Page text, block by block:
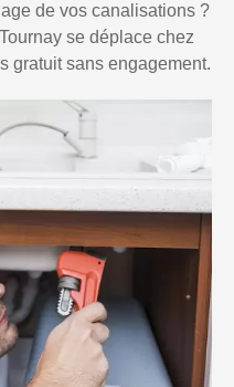
de vos canalisations ?
se déplace chez
gratuit sans engagement.